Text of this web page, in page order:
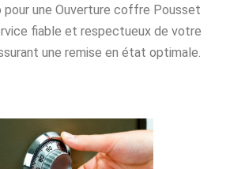
pour une Ouverture coffre Pousset
fiable et respectueux de votre
une remise en état optimale.